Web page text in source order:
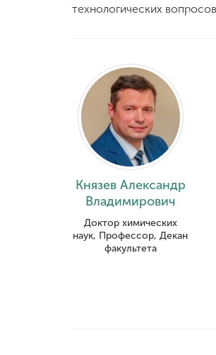
Другие виды
Студенческая
Сведения об
образовательной
организации
Приемная
+7 (831) 262-26-20
технологических
Князев Александр
Владимирович
Доктор химических
наук, Профессор, Декан
факультета